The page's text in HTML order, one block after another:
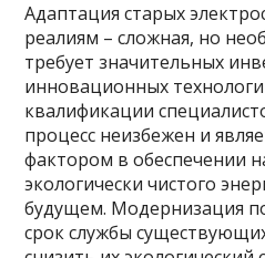
Адаптация старых
реалиям – сложная, но
требует значительных
инновационных
квалификации
процесс неизбежен и
фактором в обеспечении
экологически чистого
будущем. Модернизация
срок службы